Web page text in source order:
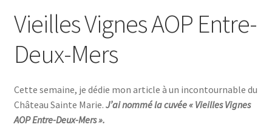
Vieilles Vignes AOP Entre-
Deux-Mers
Cette semaine, je dédie mon article à un incontournable du
Château Sainte Marie. J’ai nommé la cuvée « Vieilles Vignes
AOP Entre-Deux-Mers ».